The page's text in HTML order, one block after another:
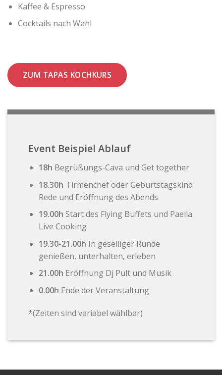
Kaffee & Espresso
Cocktails nach Wahl
ZUM TAPAS KOCHKURS
Event Beispiel Ablauf
18h Begrüßungs-Cava und Get together
18.30h Firmenchef oder Geburtstagskind
Rede und Eröffnung des Abends
19.00h Start des Flying Buffets und Paella
Live Cooking
19.30-21.00h In geselliger Runde
genießen, unterhalten, erleben
21.00h Eröffnung Dj Pult und Musik
0.00h Ende der Veranstaltung
*(Zeiten sind variabel wählbar)